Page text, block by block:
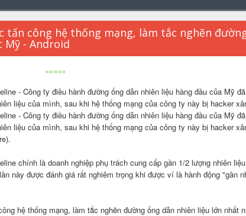
tấn công hệ thống mạng, làm tắc nghẽn
Mỹ - Android
«««««
- Công ty điều hành đường ống dẫn nhiên liệu hàng đầu của Mỹ
liệu của mình, sau khi hệ thống mạng của công ty này bị hacker
- Công ty điều hành đường ống dẫn nhiên liệu hàng đầu của Mỹ
liệu của mình, sau khi hệ thống mạng của công ty này bị hacker
chính là doanh nghiệp phụ trách cung cấp gần 1/2 lượng nhiên
này được đánh giá rất nghiêm trọng khi được ví là hành động "gần
hệ thống mạng, làm tắc nghẽn đường ống dẫn nhiên liệu lớn nhất